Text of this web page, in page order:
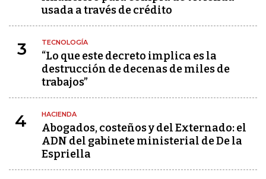
usada a través de crédito
3 TECNOLOGÍA
“Lo que este decreto implica es la
destrucción de decenas de miles de
trabajos”
4 HACIENDA
Abogados, costeños y del Externado: el
ADN del gabinete ministerial de De la
Espriella